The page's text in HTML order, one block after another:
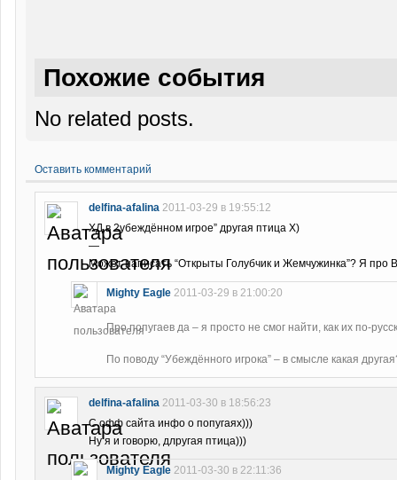
Похожие события
No related posts.
Оставить комментарий
delfina-afalina 2011-03-29 в 19:55:12
ХД в 2убеждённом игрое” другая птица Х)
—
Может написать “Открыты Голубчик и Жемчужинка”? Я про
Mighty Eagle 2011-03-29 в 21:00:20
Про попугаев да – я просто не смог найти, как их по-
По поводу “Убеждённого игрока” – в смысле какая
delfina-afalina 2011-03-30 в 18:56:23
С офф сайта инфо о попугаях)))
Ну я и говорю, длругая птица)))
Mighty Eagle 2011-03-30 в 22:11:36